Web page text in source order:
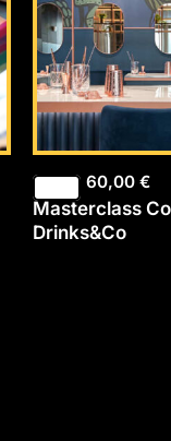
60,00€
Masterclass
Drinks&Co